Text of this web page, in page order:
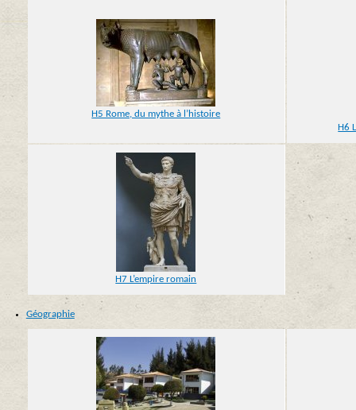
H5 Rome, du mythe à l’histoire
H6
H7 L’empire romain
Géographie